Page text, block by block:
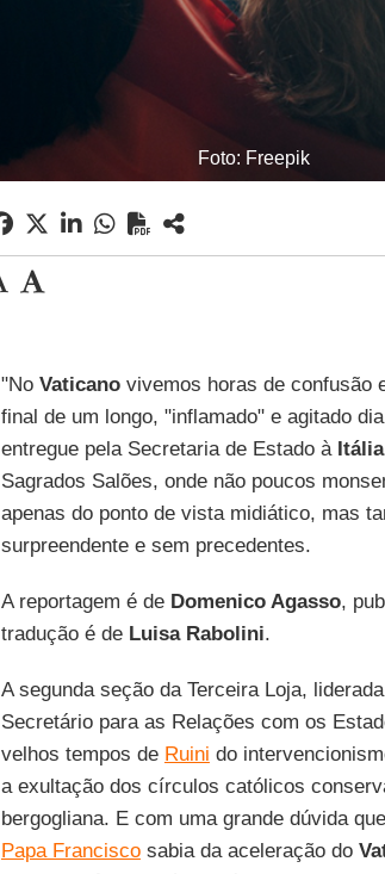
Foto: Freepik
"No Vaticanovivemos horas de confusão
final de um longo, "inflamado" e agitado
entregue pela Secretaria de Estado à Itália
Sagrados Salões, onde não poucos
apenas do ponto de vista midiático, mas
surpreendente e sem precedentes.
A reportagem é de Domenico Agasso,
tradução é de Luisa Rabolini.
A segunda seção da Terceira Loja,
Secretário para as Relações com os
velhos tempos de Ruini do
a exultação dos círculos católicos
bergogliana. E com uma grande dúvida
Papa Franciscosabia da aceleração do